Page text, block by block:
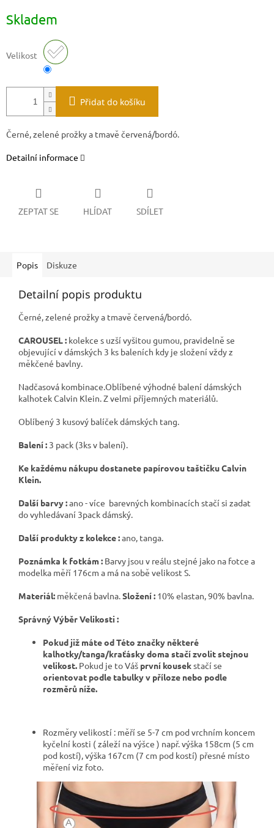
Skladem
Velikost
Přidat do košíku
Černé, zelené prožky a tmavě červená/bordó.
Detailní informace
ZEPTAT SE HLÍDAT SDÍLET
Popis Diskuze
Detailní popis produktu
Černé, zelené prožky a tmavě červená/bordó.
CAROUSEL : kolekce s uzší vyšitou gumou, pravidelně se
objevující v dámských 3 ks baleních kdy je složení vždy z
měkčené bavlny.
Nadčasová kombinace.Oblíbené výhodné balení dámských
kalhotek Calvin Klein. Z velmi příjemných materiálů.
Oblíbený 3 kusový balíček dámských tang.
Balení : 3 pack (3ks v balení).
Ke každému nákupu dostanete papírovou taštičku Calvin
Klein.
Další barvy :ano - více barevných kombinacích stačí si zadat
do vyhledávaní 3pack dámský.
Další produkty z kolekce :ano, tanga.
Poznámka k fotkám : Barvy jsou v reálu stejné jako na fotce a
modelka měří 176cm a má na sobě velikost S.
Materiál: měkčená bavlna.Složení : 10% elastan, 90% bavlna.
Správný Výběr Velikosti :
Pokud již máte od Této značky některé
kalhotky/tanga/kraťásky doma stačí zvolit stejnou
velikost. Pokud je to Váš první kousekstačí se
orientovat podle tabulky v příloze nebo podle
rozměrů níže.
Rozměry velikostí : měří se 5-7 cm pod vrchním koncem
kyčelní kosti ( záleží na výšce ) např. výška 158cm (5 cm
pod kostí), výška 167cm (7 cm pod kostí) přesné místo
měření viz foto.